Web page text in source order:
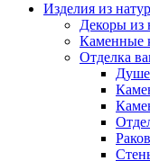
Изделия из
Декоры из
Каменные
Отделка